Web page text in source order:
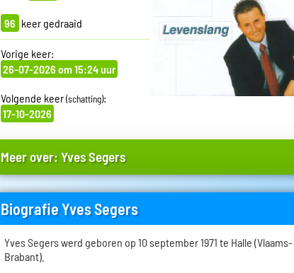
96 keer gedraaid
Vorige keer:
26-07-2026 om 15:24 uur
Volgende keer(schatting):
17-10-2026
Meer over:Yves Segers
Biografie Yves Segers
Yves Segers werd geboren op 10 september 1971 te Halle (Vlaams-
Brabant).